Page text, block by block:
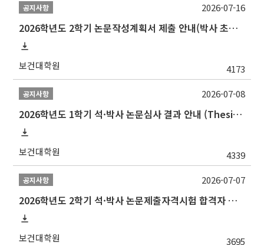
공지사항
2026학년도 2학기 논문작성계획서 제출 안내(박사 초심 일정 포함)_Thesis Proposal
보건대학원 4173
2026-07-16
공지사항
2026학년도 1학기 석·박사 논문심사 결과 안내 (Thesis Defense Result)
보건대학원 4339
2026-07-08
공지사항
2026학년도 2학기 석·박사 논문제출자격시험 합격자 공고(TSQ Exam Result)
보건대학원 3695
2026-07-07